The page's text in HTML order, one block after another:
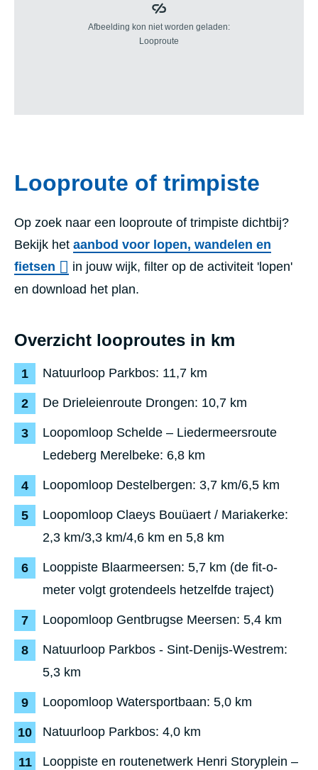
Looproute of trimpiste
Op zoek naar een looproute of trimpiste dichtbij?
Bekijk het aanbod voor lopen, wandelen en
fietsen
in jouw wijk, filter op de activiteit 'lopen'
en download het plan.
Overzicht looproutes in km
Natuurloop Parkbos: 11,7 km
De Drieleienroute Drongen: 10,7 km
Loopomloop Schelde – Liedermeersroute
Ledeberg Merelbeke: 6,8 km
Loopomloop Destelbergen: 3,7 km/6,5 km
Loopomloop Claeys Bouüaert / Mariakerke:
2,3 km/3,3 km/4,6 km en 5,8 km
Looppiste Blaarmeersen: 5,7 km (de fit-o-
meter volgt grotendeels hetzelfde traject)
Loopomloop Gentbrugse Meersen: 5,4 km
Natuurloop Parkbos - Sint-Denijs-Westrem:
5,3 km
Loopomloop Watersportbaan: 5,0 km
Natuurloop Parkbos: 4,0 km
Looppiste en routenetwerk Henri Storyplein –